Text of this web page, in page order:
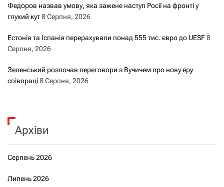
Федоров назвав умову, яка зажене наступ Росії на фронті у
глухий кут8 Серпня, 2026
Естонія та Іспанія перерахували понад 555 тис. євро до UESF8
Серпня, 2026
Зеленський розпочав переговори з Вучичем про нову еру
співпраці8 Серпня, 2026
Архіви
Серпень 2026
Липень 2026